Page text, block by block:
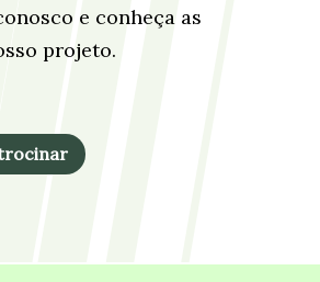
e conheça as
projeto.